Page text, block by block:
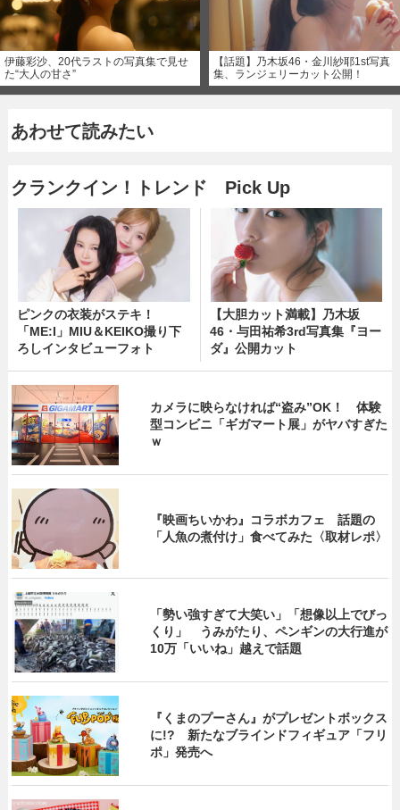
伊藤彩沙、20代ラストの写真集で見せ
た“大人の甘さ”
【話題】乃木坂46・金川紗耶1st写真
集、ランジェリーカット公開！
あわせて読みたい
クランクイン！トレンド Pick Up
ピンクの衣装がステキ！
「ME:I」MIU＆KEIKO撮り下
ろしインタビューフォト
【大胆カット満載】乃木坂
46・与田祐希3rd写真集『ヨー
ダ』公開カット
カメラに映らなければ“盗み”OK！ 体験
型コンビニ「ギガマート展」がヤバすぎた
ｗ
『映画ちいかわ』コラボカフェ 話題の
「人魚の煮付け」食べてみた〈取材レポ〉
「勢い強すぎて大笑い」「想像以上でびっ
くり」 うみがたり、ペンギンの大行進が
10万「いいね」越えで話題
『くまのプーさん』がプレゼントボックス
に!? 新たなブラインドフィギュア「フリ
ポ」発売へ